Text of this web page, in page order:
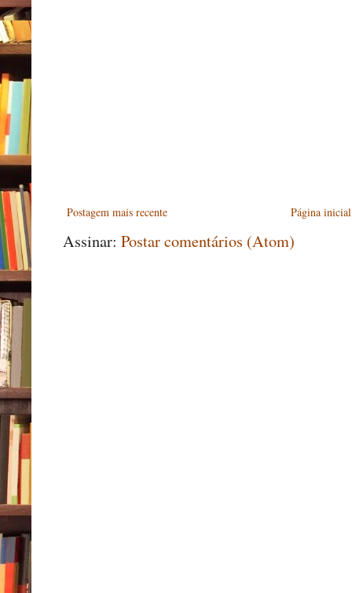
Postagem mais recente Página inicial
Assinar: Postar comentários (Atom)